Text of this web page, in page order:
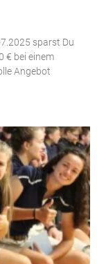
sparst Du
€ bei einem
Angebot